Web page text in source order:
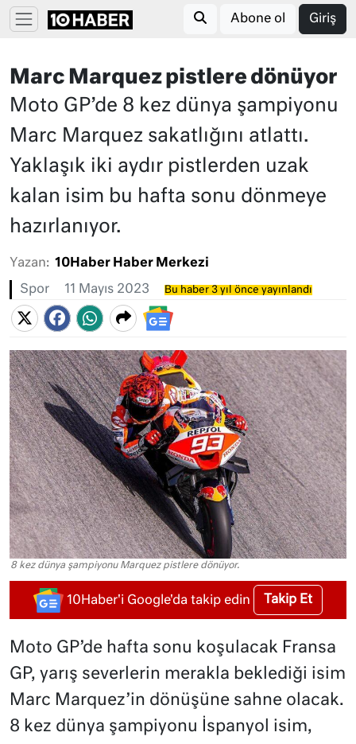
Abone ol Giriş
Marc Marquez pistlere dönüyor
Moto GP’de 8 kez dünya şampiyonu
Marc Marquez sakatlığını atlattı.
Yaklaşık iki aydır pistlerden uzak
kalan isim bu hafta sonu dönmeye
hazırlanıyor.
Yazan: 10Haber Haber Merkezi
Spor 11 Mayıs 2023 Bu haber 3 yıl önce yayınlandı
8 kez dünya şampiyonu Marquez pistlere dönüyor.
10Haber'i Google'da takip edin Takip Et
Moto GP’de hafta sonu koşulacak Fransa
GP, yarış severlerin merakla beklediği isim
Marc Marquez’in dönüşüne sahne olacak.
8 kez dünya şampiyonu İspanyol isim,